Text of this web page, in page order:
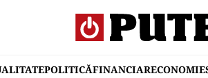
POLITICĂFINANCIARECONOMIE